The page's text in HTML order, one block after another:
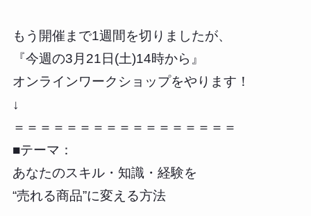
もう開催まで1週間を切りましたが、
『今週の3月21日(土)14時から』
オンラインワークショップをやります！
↓
＝＝＝＝＝＝＝＝＝＝＝＝＝＝＝＝＝
■テーマ：
あなたのスキル・知識・経験を
“売れる商品”に変える方法